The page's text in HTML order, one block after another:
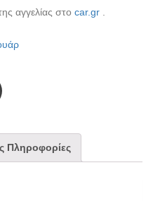
αγγελίας στο car.gr
Πληροφορίες